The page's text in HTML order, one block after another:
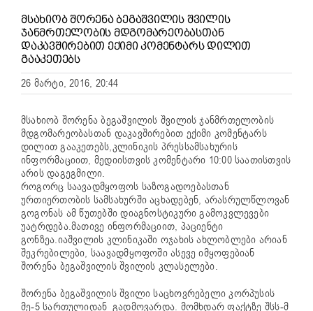
ᲛᲡᲐᲮᲘᲝᲑ ᲨᲝᲠᲔᲜᲐ ᲑᲔᲒᲐᲨᲕᲘᲚᲘᲡ ᲨᲕᲘᲚᲘᲡ
ᲯᲐᲜᲛᲠᲗᲔᲚᲝᲑᲘᲡ ᲛᲓᲒᲝᲛᲐᲠᲔᲝᲑᲐᲡᲗᲐᲜ
ᲓᲐᲙᲐᲕᲨᲘᲠᲔᲑᲘᲗ ᲔᲥᲘᲛᲘ ᲙᲝᲛᲔᲜᲢᲐᲠᲡ ᲓᲘᲚᲘᲗ
ᲒᲐᲐᲙᲔᲗᲔᲑᲡ
26 მარტი, 2016, 20:44
მსახიობ შორენა ბეგაშვილის შვილის ჯანმრთელობის
მდგომარეობასთან დაკავშირებით ექიმი კომენტარს
დილით გააკეთებს,კლინიკის პრესსამსახურის
ინფორმაციით, მედიისთვის კომენტარი 10:00 საათისთვის
არის დაგეგმილი.
როგორც საავადმყოფოს საზოგადოებასთან
ურთიერთობის სამსახურში აცხადებენ, არასრულწლოვან
გოგონას ამ წუთებში დიაგნოსტიკური გამოკვლევები
უატრდება.მათივე ინფორმაციით, პაციენტი
გონზეა.იაშვილის კლინიკაში ოჯახის ახლობლები არიან
შეკრებილები, საავადმყოფოში ასევე იმყოფებიან
შორენა ბეგაშვილის შვილის კლასელები.
შორენა ბეგაშვილის შვილი საცხოვრებელი კორპუსის
მე-5 სართულიდან გადმოვარდა. მომხდარ ფაქტზე შსს-მ